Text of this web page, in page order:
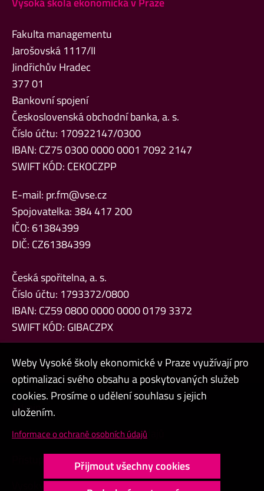
Fakulta managementu
Jarošovská 1117/II
Jindřichův Hradec
377 01
Bankovní spojení
Československá obchodní banka, a. s.
Číslo účtu: 170922147/0300
IBAN: CZ75 0300 0000 0001 7092 2147
SWIFT KÓD: CEKOCZPP
E-mail: pr.fm@vse.cz
Spojovatelka: 384 417 200
IČO: 61384399
DIČ: CZ61384399
Česká spořitelna, a. s.
Číslo účtu: 1793372/0800
IBAN: CZ59 0800 0000 0000 0179 3372
SWIFT KÓD: GIBACZPX
Admin
Cookies a ochrana osobních údajů
Přístupnost webu
Vysoký kontrast
Weby Vysoké školy ekonomické v Praze využívají pro
optimalizaci svého obsahu a poskytovaných služeb
cookies. Prosíme o udělení souhlasu s jejich
uložením.
Informace o ochraně osobních údajů
Přijmout všechny cookies